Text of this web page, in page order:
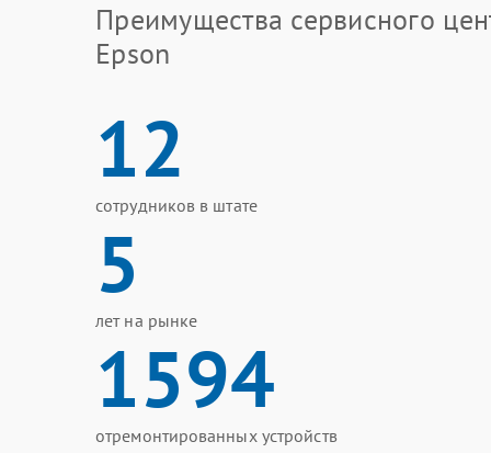
Преимущества сервисного
Epson
12
сотрудников в штате
5
лет на рынке
1594
отремонтированных устройств